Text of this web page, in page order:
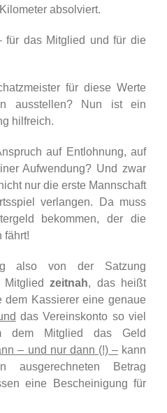
absolviert.
das Mitglied und für die
für diese Werte
ausstellen? Nun ist ein
hilfreich.
auf Entlohnung, auf
Aufwendung? Und zwar
nur die erste Mannschaft
verlangen. Da muss
bekommen, der die
fährt!
also von der Satzung
Mitgliedzeitnah, das heißt
dem Kassierer eine genaue
das Vereinskonto so viel
dem Mitglied das Geld
– und nur dann (!) –kann
Betrag
eine Bescheinigung für